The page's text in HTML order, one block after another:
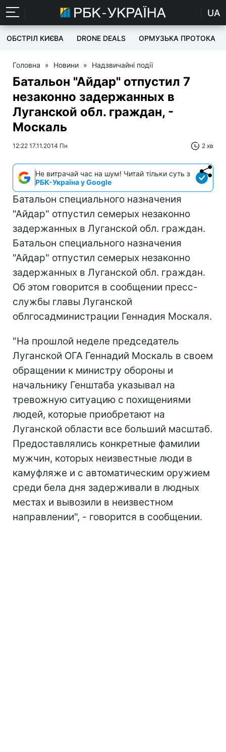
UA
ОБСТРІЛ КИЄВА DRONE DEALS ОРМУЗЬКА ПРОТОКА
Головна » Новини » Надзвичайні події
Батальон "Айдар" отпустил 7
незаконно задержанных в
Луганской обл. граждан, -
Москаль
12:22 17.11.2014 Пн 2 хв
Не витрачай час на шум! Читай тільки суть з
РБК-Україна у Google
Батальон специального назначения
"Айдар" отпустил семерых незаконно
задержанных в Луганской обл. граждан.
Батальон специального назначения
"Айдар" отпустил семерых незаконно
задержанных в Луганской обл. граждан.
Об этом говорится в сообщении пресс-
службы главы Луганской
облгосадминистрации Геннадия Москаля.
"На прошлой неделе председатель
Луганской ОГА Геннадий Москаль в своем
обращении к министру обороны и
начальнику Генштаба указывал на
тревожную ситуацию с похищениями
людей, которые приобретают на
Луганской области все больший масштаб.
Предоставлялись конкретные фамилии
мужчин, которых неизвестные люди в
камуфляже и с автоматическим оружием
среди бела дня задерживали в людных
местах и вывозили в неизвестном
направлении", - говорится в сообщении.